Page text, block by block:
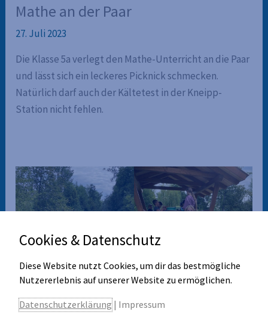
Mathe an der Paar
27. Juli 2023
Die Klasse 5a verlegt den Mathe-Unterricht an die Paar
und lässt sich ein leckeres Picknick schmecken.
Natürlich darf auch der Kältetest in der Kneipp-
Station nicht fehlen.
Cookies & Datenschutz
Diese Website nutzt Cookies, um dir das bestmögliche
Nutzererlebnis auf unserer Website zu ermöglichen.
Datenschutzerklärung | Impressum